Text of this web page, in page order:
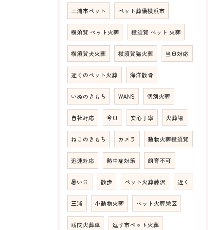
三浦市ペット ペット葬儀横浜市
横須賀 ペット火葬 横須賀 ペット 火葬
横須賀犬火葬 横須賀猫火葬 当日対応
近くのペット火葬 海洋散骨
いぬのきもち WANS 個別火葬
自社対応 今日 安心丁寧 火葬場
ねこのきもち カメラ 動物火葬横須賀
迅速対応 熱中症対策 飼育不可
暑い日 散歩 ペット火葬藤沢 近く
三浦 小動物火葬 ペット火葬栄区
訪問火葬車 逗子市ペット火葬